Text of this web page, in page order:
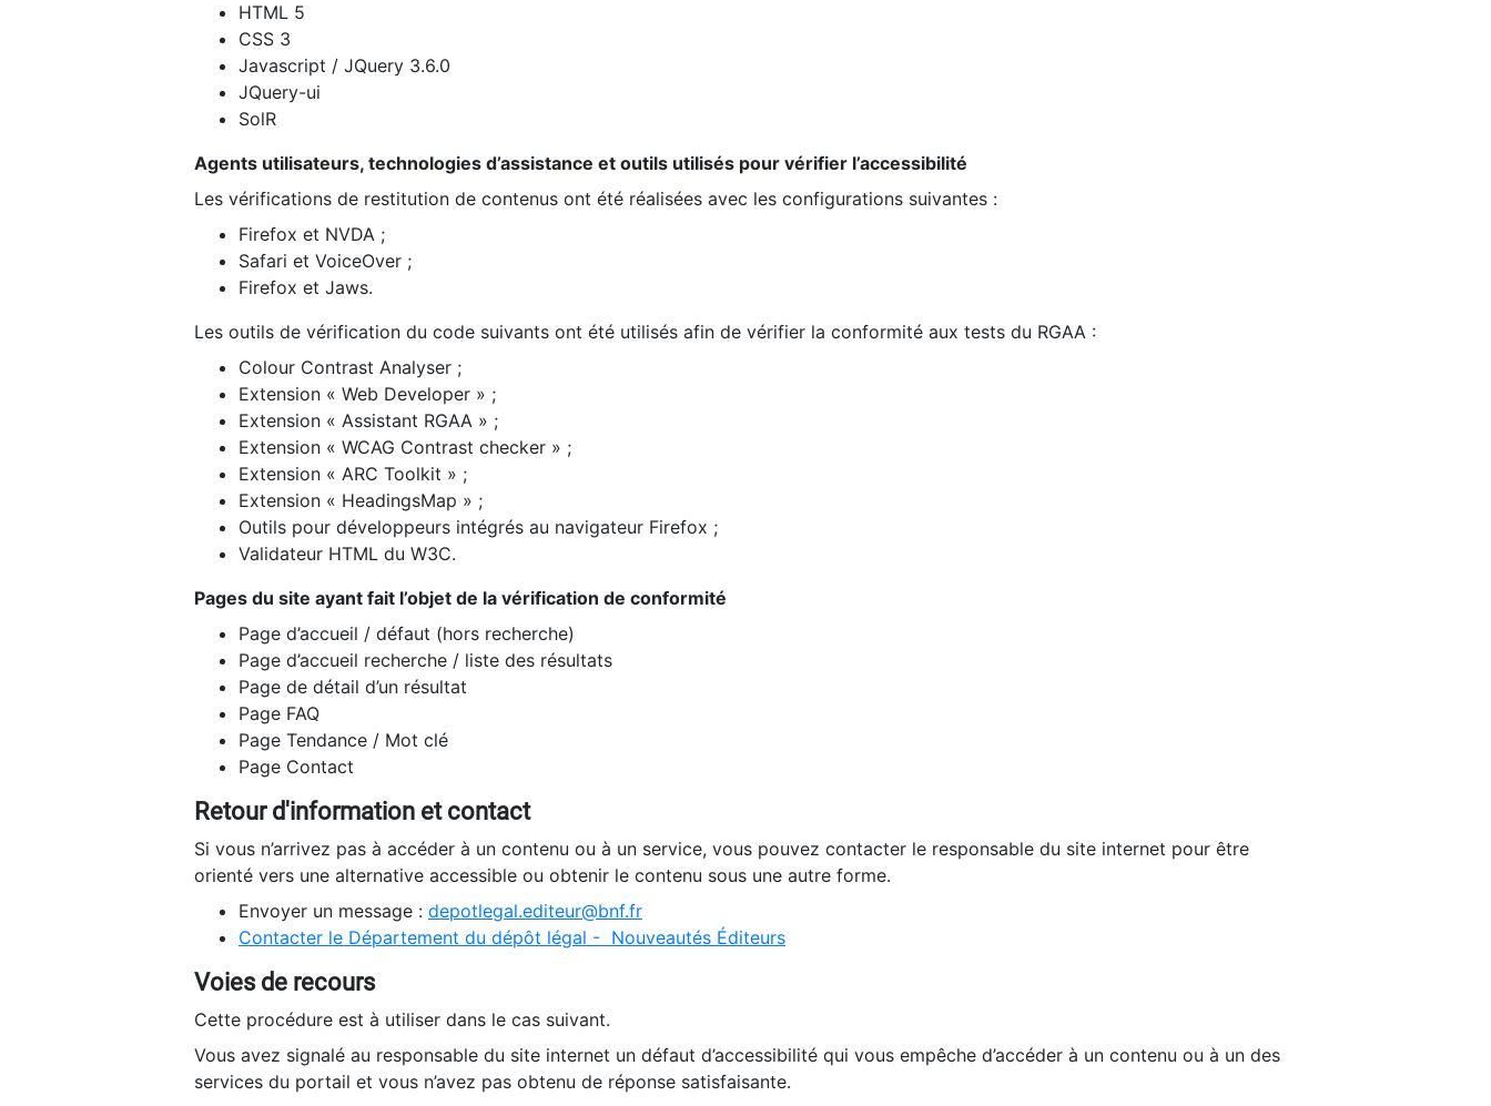
HTML 5
CSS 3
Javascript / JQuery 3.6.0
JQuery-ui
SolR
Agents utilisateurs, technologies d’assistance et outils utilisés pour vérifier l’accessibilité
Les vérifications de restitution de contenus ont été réalisées avec les configurations suivantes :
Firefox et NVDA ;
Safari et VoiceOver ;
Firefox et Jaws.
Les outils de vérification du code suivants ont été utilisés afin de vérifier la conformité aux tests du RGAA :
Colour Contrast Analyser ;
Extension « Web Developer » ;
Extension « Assistant RGAA » ;
Extension « WCAG Contrast checker » ;
Extension « ARC Toolkit » ;
Extension « HeadingsMap » ;
Outils pour développeurs intégrés au navigateur Firefox ;
Validateur HTML du W3C.
Pages du site ayant fait l’objet de la vérification de conformité
Page d’accueil / défaut (hors recherche)
Page d’accueil recherche / liste des résultats
Page de détail d’un résultat
Page FAQ
Page Tendance / Mot clé
Page Contact
Retour d'information et contact
Si vous n’arrivez pas à accéder à un contenu ou à un service, vous pouvez contacter le responsable du site internet pour être
orienté vers une alternative accessible ou obtenir le contenu sous une autre forme.
Envoyer un message : depotlegal.editeur@bnf.fr
Contacter le Département du dépôt légal - Nouveautés Éditeurs
Voies de recours
Cette procédure est à utiliser dans le cas suivant.
Vous avez signalé au responsable du site internet un défaut d’accessibilité qui vous empêche d’accéder à un contenu ou à un des
services du portail et vous n’avez pas obtenu de réponse satisfaisante.